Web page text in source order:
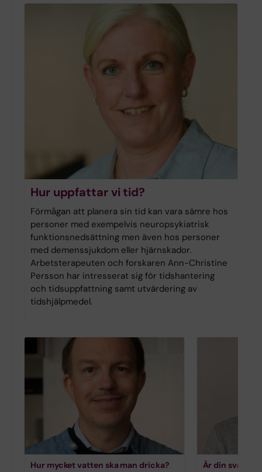
Hur uppfattar vi tid?
Förmågan att planera sin tid kan vara sämre hos
personer med exempelvis neuropsykiatrisk
funktionsnedsättning men även hos personer
med demenssjukdom eller hjärnskador.
Arbetsterapeuten och forskaren Ann-Christine
Persson har intresserat sig för tidshantering
och tidsuppfattning samt utvärdering av
tidshjälpmedel.
Hur mycket vatten ska man dricka? Är din